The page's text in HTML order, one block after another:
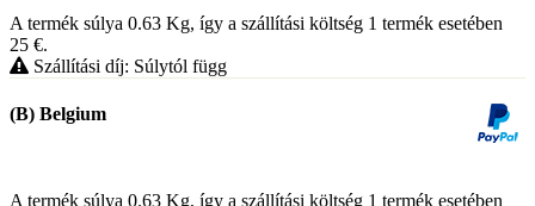
A termék súlya 0.63 Kg, így a szállítási költség 1 termék esetében
25 €.
Szállítási díj: Súlytól függ
(B) Belgium
A termék súlya 0.63 Kg, így a szállítási költség 1 termék esetében